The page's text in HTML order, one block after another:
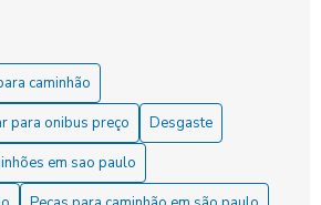
Servo de Embreagem para Seu
de embreagem ideal para seu
caminhão
para onibus preço
Desgaste
em sao paulo